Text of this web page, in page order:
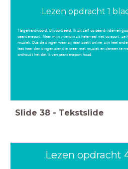
Lezen opdracht 1
1 Eigen antwoord. Bijvoorbeeld: Ik zit zelf op paardrijden en
paardensport. Maar mijn vriendin zit helemaal niet op sport, ze
muziek. Dus de dingen waar zij naar zoekt online, zijn heel
laat haar dan dingen zien die meer met muziek en dansen te
onthoudt het dat ik van paardensport houd.
Slide 38 - Tekstslide
Lezen opdracht